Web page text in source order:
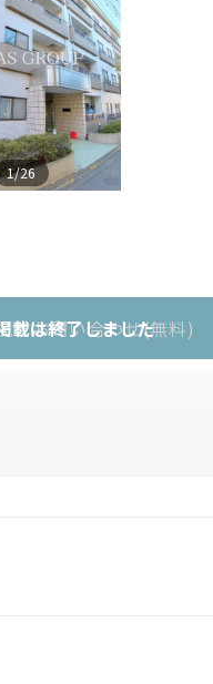
1/26
をお問い合わせ(無料)
載は終了しました